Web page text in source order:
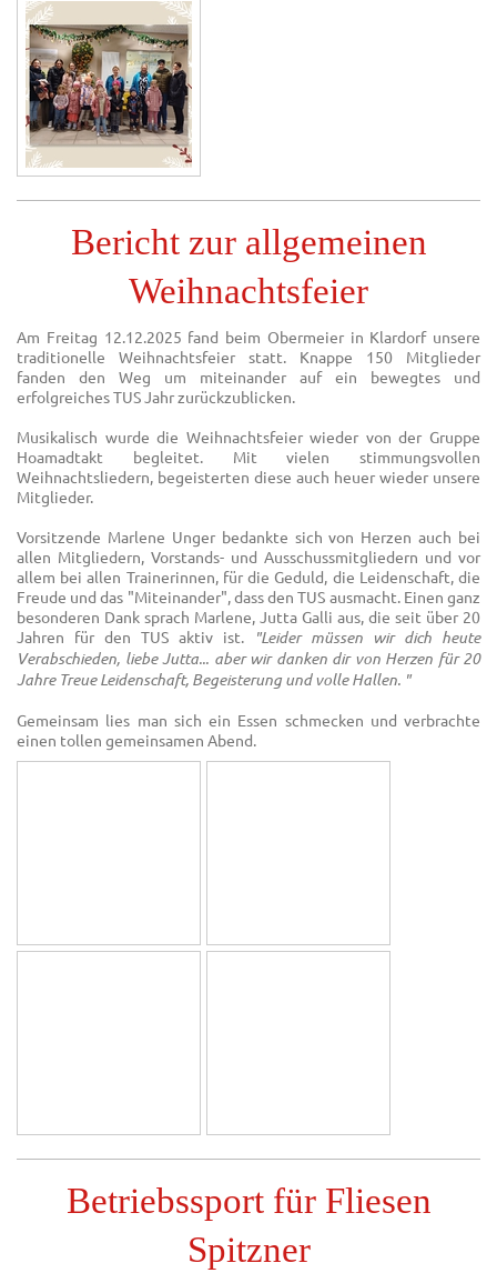
Bericht zur allgemeinen
Weihnachtsfeier
Am Freitag 12.12.2025 fand beim Obermeier in Klardorf unsere
traditionelle Weihnachtsfeier statt. Knappe 150 Mitglieder
fanden den Weg um miteinander auf ein bewegtes und
erfolgreiches TUS Jahr zurückzublicken.
Musikalisch wurde die Weihnachtsfeier wieder von der Gruppe
Hoamadtakt begleitet. Mit vielen stimmungsvollen
Weihnachtsliedern, begeisterten diese auch heuer wieder unsere
Mitglieder.
Vorsitzende Marlene Unger bedankte sich von Herzen auch bei
allen Mitgliedern, Vorstands- und Ausschussmitgliedern und vor
allem bei allen Trainerinnen, für die Geduld, die Leidenschaft, die
Freude und das "Miteinander", dass den TUS ausmacht. Einen ganz
besonderen Dank sprach Marlene, Jutta Galli aus, die seit über 20
Jahren für den TUS aktiv ist.
"Leider müssen wir dich heute
Verabschieden, liebe Jutta... aber wir danken dir von Herzen für 20
Jahre Treue Leidenschaft, Begeisterung und volle Hallen. "
Gemeinsam lies man sich ein Essen schmecken und verbrachte
einen tollen gemeinsamen Abend.
Betriebssport für Fliesen
Spitzner